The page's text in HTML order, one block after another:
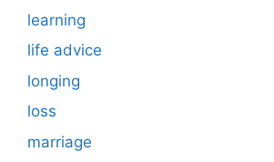
learning
life advice
longing
loss
marriage